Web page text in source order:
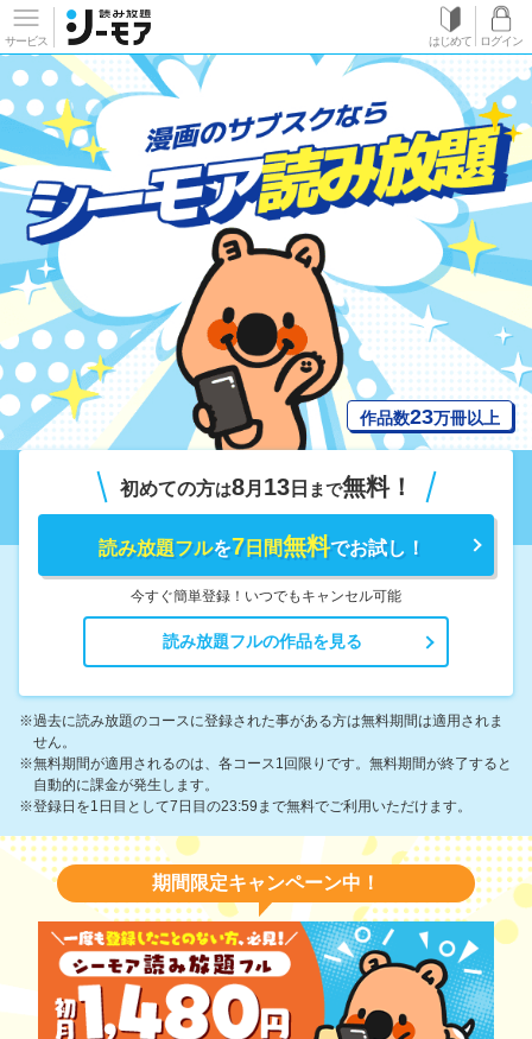
サービス はじめて ログイン
作品数23万冊以上
初めての方は8月 13日 まで無料！
読み放題フルを7日間無料でお試し！
今すぐ簡単登録！いつでもキャンセル可能
読み放題フルの作品を見る
※過去に読み放題のコースに登録された事がある方は無料期間は適用されま
せん。
※無料期間が適用されるのは、各コース1回限りです。無料期間が終了すると
自動的に課金が発生します。
※登録日を1日目として7日目の23:59まで無料でご利用いただけます。
期間限定キャンペーン中！